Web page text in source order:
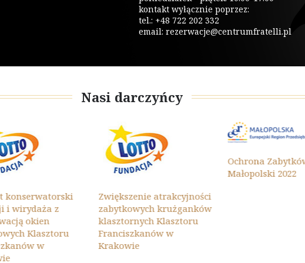
kontakt wyłącznie poprzez:
tel.: +48 722 202 332
email:rezerwacje@centrumfratelli.pl
Nasi darczyńcy
z
Klasztoru
w
Zwiększenie atrakcyjności
zabytkowych krużganków
klasztornych Klasztoru
Franciszkanów w
Krakowie
Ochrona Zabytków
Małopolski 2022